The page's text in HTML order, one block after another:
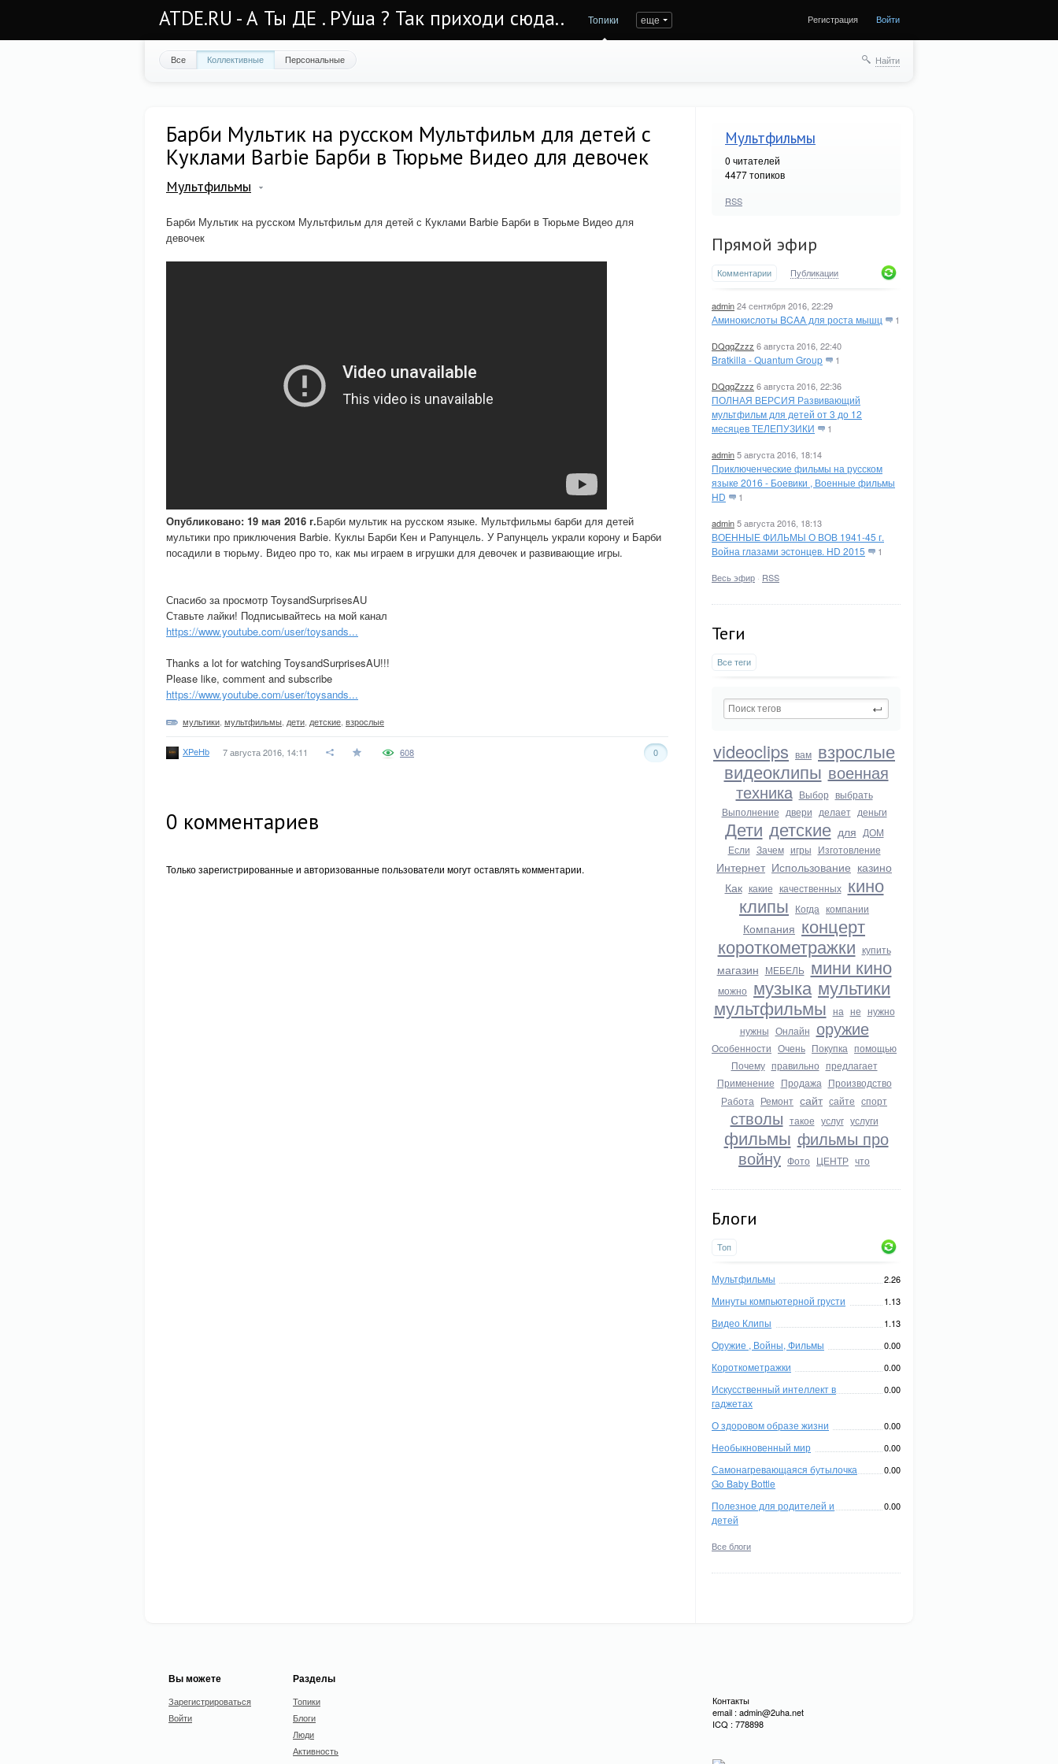
ATDE.RU - А Ты ДЕ . РУша ? Так приходи сюда.. Топики еще Регистрация Войти
Все Коллективные Персональные Найти
Мультфильмы
0 читателей
4477 топиков
RSS
Прямой эфир
Комментарии Публикации
admin24 сентября 2016, 22:29
Аминокислоты BCAA для роста мышц 1
DQqqZzzz 6 августа 2016, 22:40
Bratkilla - Quantum Group 1
DQqqZzzz 6 августа 2016, 22:36
ПОЛНАЯ ВЕРСИЯ Развивающий
мультфильм для детей от 3 до 12
месяцев ТЕЛЕПУЗИКИ
1
admin5 августа 2016, 18:14
Приключенческие фильмы на русском
языке 2016 - Боевики , Военные фильмы
HD
1
admin5 августа 2016, 18:13
ВОЕННЫЕ ФИЛЬМЫ О ВОВ 1941-45 г.
Война глазами эстонцев. HD 2015
1
Весь эфир · RSS
Теги
Все теги
videoclips вам взрослые
видеоклипы военная
техника Выбор выбрать
Выполнение двери делает деньги
Дети детские для ДОМ
Если Зачем игры Изготовление
Интернет Использование казино
Как какие качественных кино
клипы Когда компании
Компания концерт
короткометражки купить
магазин МЕБЕЛЬ мини кино
можно музыка мультики
мультфильмы на не нужно
нужны Онлайн оружие
Особенности Очень Покупка помощью
Почему правильно предлагает
Применение Продажа Производство
Работа Ремонт сайт сайте спорт
стволы такое услуг услуги
фильмы фильмы про
войну Фото ЦЕНТР что
Блоги
Топ
Мультфильмы 2.26
Минуты компьютерной грусти 1.13
Видео Клипы 1.13
Оружие , Войны, Фильмы 0.00
Короткометражки 0.00
Искусственный интеллект в
гаджетах
0.00
О здоровом образе жизни 0.00
Необыкновенный мир 0.00
Самонагревающаяся бутылочка
Go Baby Bottle
0.00
Полезное для родителей и
детей
0.00
Все блоги
Барби Мультик на русском Мультфильм для детей с
Куклами Barbie Барби в Тюрьме Видео для девочек
Мультфильмы
Барби Мультик на русском Мультфильм для детей с Куклами Barbie Барби в Тюрьме Видео для
девочек
Опубликовано: 19 мая 2016 г.Барби мультик на русском языке. Мультфильмы барби для детей
мультики про приключения Barbie. Куклы Барби Кен и Рапунцель. У Рапунцель украли корону и Барби
посадили в тюрьму. Видео про то, как мы играем в игрушки для девочек и развивающие игры.
Спасибо за просмотр ToysandSurprisesAU
Ставьте лайки! Подписывайтесь на мой канал
https://www.youtube.com/user/toysands...
Thanks a lot for watching ToysandSurprisesAU!!!
Please like, comment and subscribe
https://www.youtube.com/user/toysands...
мультики мультфильмы дети детские взрослые
XPeHb 7 августа 2016, 14:11 0
608
0 комментариев
Только зарегистрированные и авторизованные пользователи могут оставлять комментарии.
Вы можете
Зарегистрироваться
Войти
Разделы
Топики
Блоги
Люди
Активность
Контакты
email : admin@2uha.net
ICQ : 778898